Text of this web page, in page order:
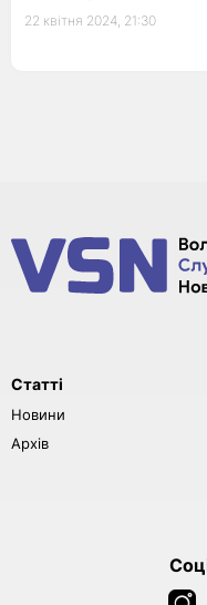
22 квітня 2024, 21:30
Статті
Новини
Архів